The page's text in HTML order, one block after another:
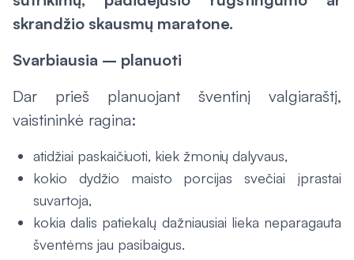
skrandžio skausmų maratone.
Svarbiausia – planuoti
Dar prieš planuojant šventinį valgiaraštį,
vaistininkė ragina:
atidžiai paskaičiuoti, kiek žmonių dalyvaus,
kokio dydžio maisto porcijas svečiai įprastai
suvartoja,
kokia dalis patiekalų dažniausiai lieka neparagauta
šventėms jau pasibaigus.